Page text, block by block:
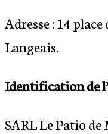
Adresse : 14place
Langeais.
Identification de
SARL Le Patio